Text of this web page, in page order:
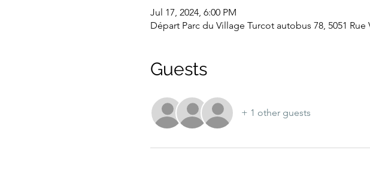
Jul 17, 2024, 6:00 PM
Départ Parc du Village Turcot autobus 78, 5051
Guests
+ 1 other guests